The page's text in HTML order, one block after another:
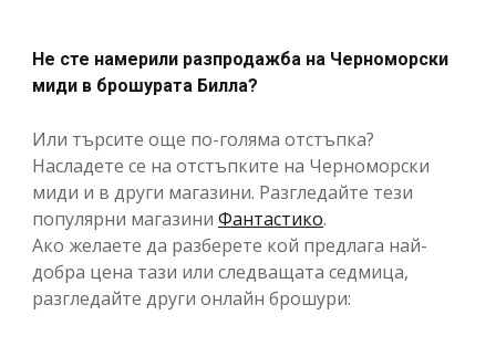
Не сте намерили разпродажба на Черноморски
миди в брошурата Билла?
Или търсите още по-голяма отстъпка?
Насладете се на отстъпките на Черноморски
миди и в други магазини. Разгледайте тези
популярни магазини Фантастико.
Ако желаете да разберете кой предлага най-
добра цена тази или следващата седмица,
разгледайте други онлайн брошури: